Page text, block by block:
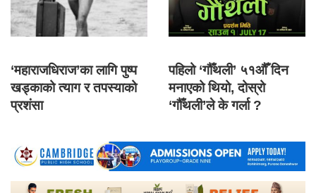
‘महाराजधिराज’का लागि पुष्प
खड्काको त्याग र तपस्याको
प्रशंसा
पहिलो ‘गौँथली’ ५१औँ दिन
मनाएको थियो, दोस्रो
‘गौँथली’ले के गर्ला ?